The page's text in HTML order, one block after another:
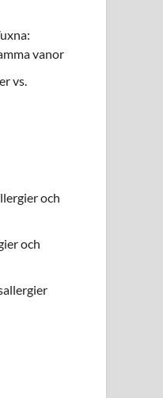
vanor
vs.
och
och